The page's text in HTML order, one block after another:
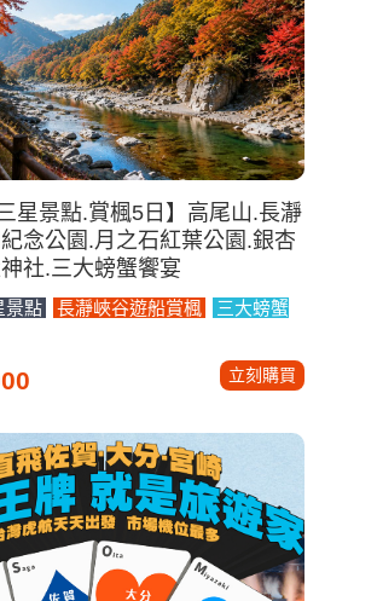
星景點.賞楓5日】高尾山.長瀞
念公園.月之石紅葉公園.銀杏
社.三大螃蟹饗宴
景點 長瀞峽谷遊船賞楓
三大螃蟹
立刻購買
就是旅遊家